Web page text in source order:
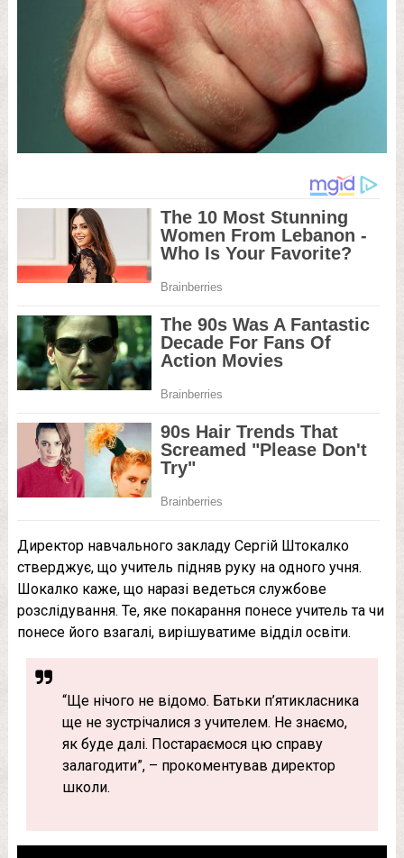
Директор навчального закладу Сергій Штокалко
стверджує, що учитель підняв руку на одного учня.
Шокалко каже, що наразі ведеться службове
розслідування. Те, яке покарання понесе учитель та чи
понесе його взагалі, вирішуватиме відділ освіти.
“Ще нічого не відомо. Батьки п’ятикласника
ще не зустрічалися з учителем. Не знаємо,
як буде далі. Постараємося цю справу
залагодити”, – прокоментував директор
школи.